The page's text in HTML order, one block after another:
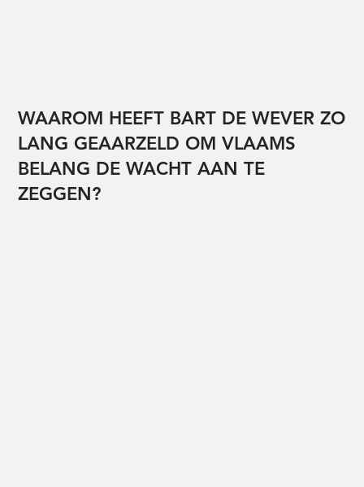
WAAROM HEEFT BART DE WEVER ZO
LANG GEAARZELD OM VLAAMS
BELANG DE WACHT AAN TE
ZEGGEN?